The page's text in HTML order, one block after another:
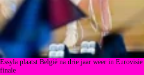
Essyla plaatst België na drie jaar weer in
finale